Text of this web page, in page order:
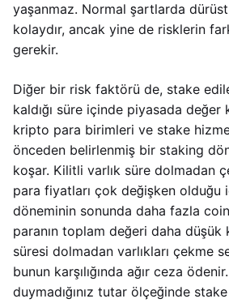
yaşanmaz. Normal şartlarda
kolaydır, ancak yine de risklerin
gerekir.
Diğer bir risk faktörü de, stake
kaldığı süre içinde piyasada değer
kripto para birimleri ve stake
önceden belirlenmiş bir staking
koşar. Kilitli varlık süre dolmadan
para fiyatları çok değişken olduğu
döneminin sonunda daha fazla
paranın toplam değeri daha düşük
süresi dolmadan varlıkları çekme
bunun karşılığında ağır ceza
duymadığınız tutar ölçeğinde